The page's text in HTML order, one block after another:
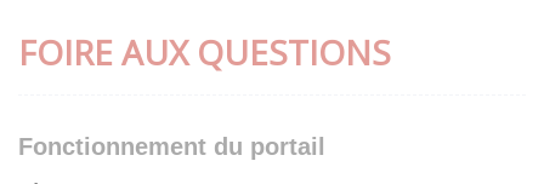
FOIRE AUX QUESTIONS
Fonctionnement du portail